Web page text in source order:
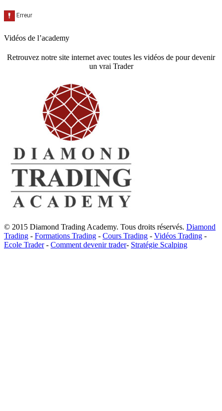
Vidéos de l’academy
Retrouvez notre site internet avec toutes les vidéos de pour devenir
un vrai Trader
© 2015 Diamond Trading Academy. Tous droits réservés. Diamond
Trading - Formations Trading - Cours Trading - Vidéos Trading -
Ecole Trader- Comment devenir trader- Stratégie Scalping